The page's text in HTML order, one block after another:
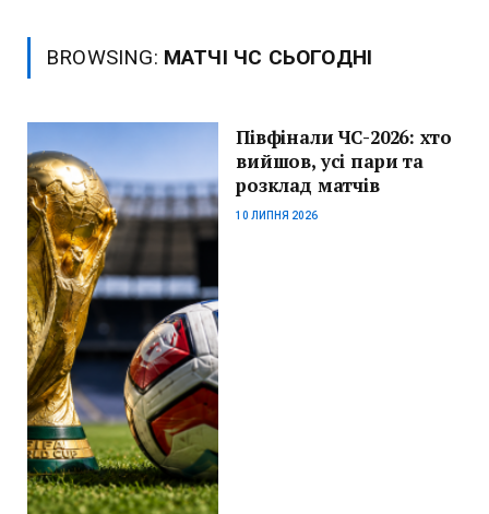
BROWSING: МАТЧІ ЧС СЬОГОДНІ
Півфінали ЧС-2026: хто
вийшов, усі пари та
розклад матчів
10 ЛИПНЯ 2026